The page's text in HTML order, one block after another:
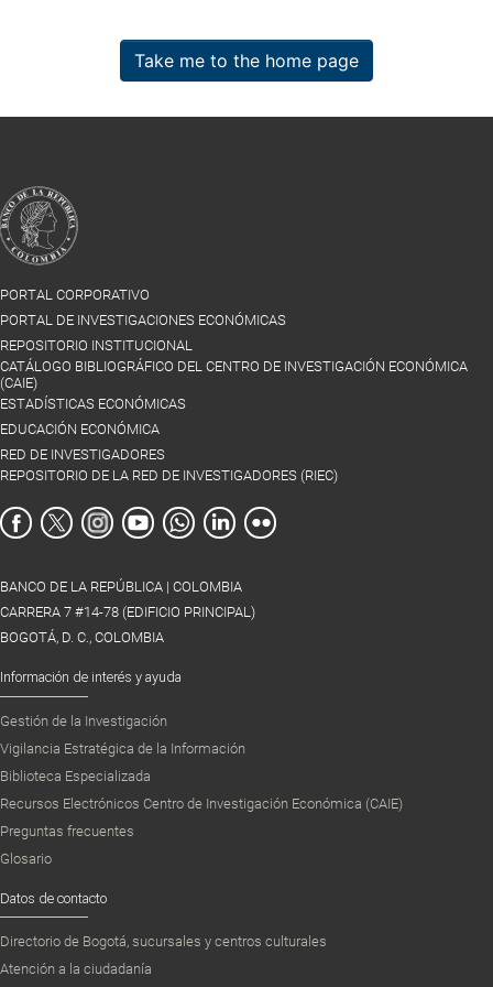
Take me to the home page
PORTAL CORPORATIVO
PORTAL DE INVESTIGACIONES ECONÓMICAS
REPOSITORIO INSTITUCIONAL
CATÁLOGO BIBLIOGRÁFICO DEL CENTRO DE INVESTIGACIÓN ECONÓMICA
(CAIE)
ESTADÍSTICAS ECONÓMICAS
EDUCACIÓN ECONÓMICA
RED DE INVESTIGADORES
REPOSITORIO DE LA RED DE INVESTIGADORES (RIEC)
BANCO DE LA REPÚBLICA | COLOMBIA
CARRERA 7 #14-78 (EDIFICIO PRINCIPAL)
BOGOTÁ, D. C., COLOMBIA
Información de interés y ayuda
Gestión de la Investigación
Vigilancia Estratégica de la Información
Biblioteca Especializada
Recursos Electrónicos Centro de Investigación Económica (CAIE)
Preguntas frecuentes
Glosario
Datos de contacto
Directorio de Bogotá, sucursales y centros culturales
Atención a la ciudadanía